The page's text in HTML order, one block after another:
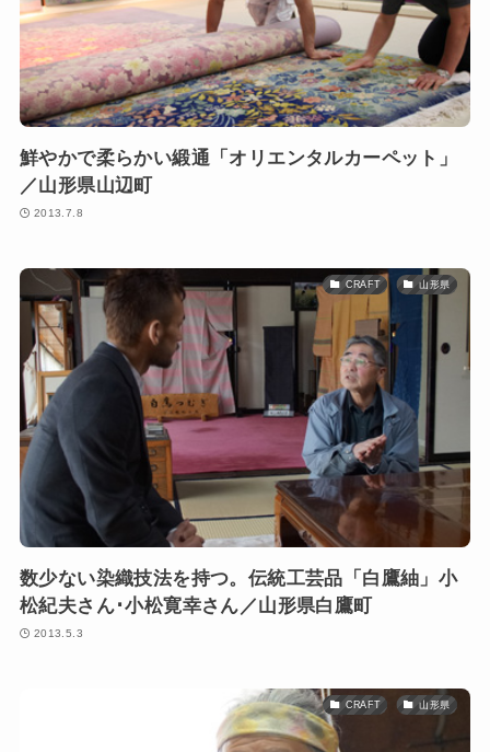
鮮やかで柔らかい緞通「オリエンタルカーペット」
／山形県山辺町
2013.7.8
CRAFT 山形県
数少ない染織技法を持つ。伝統工芸品「白鷹紬」小
松紀夫さん･小松寛幸さん／山形県白鷹町
2013.5.3
CRAFT 山形県